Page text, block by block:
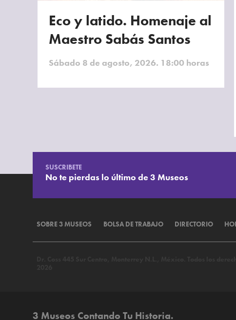
Eco y latido. Homenaje al
Maestro Sabás Santos
Sábado 8 de agosto, 2026. 18:00 horas
SUSCRIBETE
No te pierdas lo último de 3 Museos
SOBRE 3 MUSEOS BOLSA DE TRABAJO DIRECTORIO
3 Museos Contando Tu Historia.